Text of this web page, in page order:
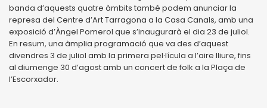
banda d’aquests quatre àmbits també podem anunciar la
represa del Centre d’Art Tarragona a la Casa Canals, amb una
exposició d’Àngel Pomerol que s’inaugurarà el dia 23 de juliol.
En resum, una àmplia programació que va des d’aquest
divendres 3 de juliol amb la primera pel·lícula a l’aire lliure, fins
al diumenge 30 d’agost amb un concert de folk a la Plaça de
l’Escorxador.